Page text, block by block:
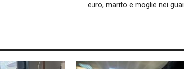
euro, marito e moglie nei guai